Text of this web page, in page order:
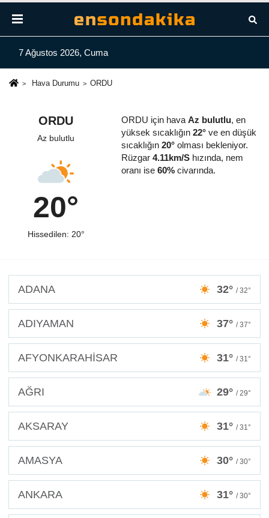
7 Ağustos 2026, Cuma
Hava Durumu ORDU
ORDU
Az bulutlu
20°
Hissedilen: 20°
ORDU için hava Az bulutlu, en
yüksek sıcaklığın 22°ve en düşük
sıcaklığın 20°olması bekleniyor.
Rüzgar 4.11km/Shızında, nem
oranı ise 60%civarında.
ADANA 32° / 32°
ADIYAMAN 37° / 37°
AFYONKARAHİSAR 31° / 31°
AĞRI 29° / 29°
AKSARAY 31° / 31°
AMASYA 30° / 30°
ANKARA 31° / 30°